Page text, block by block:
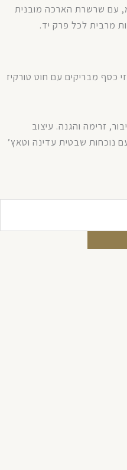
15, 16, 17 ו-19 ס"מ, עם שרשרת הארכה מובנית
מרבית לכל פרק יד.
כסף מבריקים עם חוט טורקיז
זרימה והגנה. עיצוב
נוכחות שבטית עדינה וטאץ’